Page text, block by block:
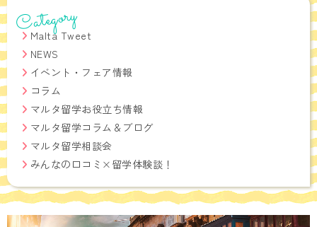
Category
Malta Tweet
NEWS
イベント・フェア情報
コラム
マルタ留学お役立ち情報
マルタ留学コラム＆ブログ
マルタ留学相談会
みんなの口コミ×留学体験談！